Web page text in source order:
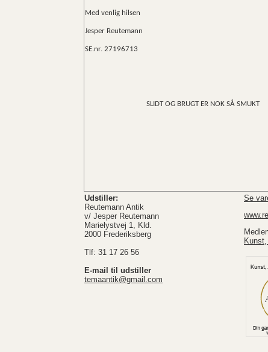
Med venlig hilsen
Jesper Reutemann
SE.nr. 27196713
SLIDT OG BRUGT ER NOK SÅ SMUKT
Udstiller:
Reutemann Antik
v/ Jesper Reutemann
Marielystvej 1, Kld.
2000 Frederiksberg
Tlf: 31 17 26 56
E-mail til udstiller
temaantik@gmail.com
Se